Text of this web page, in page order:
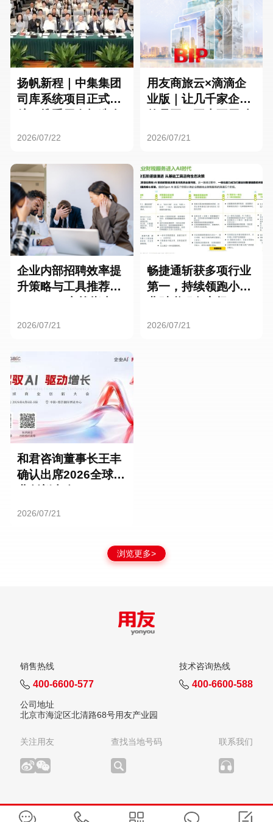
扬帆新程｜中集集团
司库系统项目正式启
2026/07/22
用友商旅云×滴滴企
业版｜让几千家企业
2026/07/21
企业内部招聘效率提
升策略与工具推荐：
2026/07/21
畅捷通斩获多项行业
第一，持续领跑小微
2026/07/21
和君咨询董事长王丰
确认出席2026全球商
2026/07/21
浏览更多>
销售热线
400-6600-577
技术咨询热线
400-6600-588
公司地址
北京市海淀区北清路68号用友产业园
关注用友 查找当地号码 联系我们
版权所有：用友网络科技股份有限公司